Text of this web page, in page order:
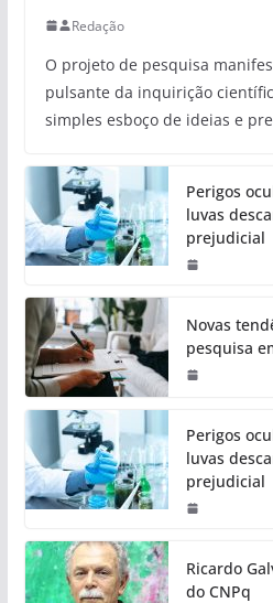
Redação
O projeto de pesquisa
pulsante da inquirição
simples esboço de ideias e
Perigos
luvas
prejudicial
Novas
pesquisa
Perigos
luvas
prejudicial
Ricardo
do CNPq